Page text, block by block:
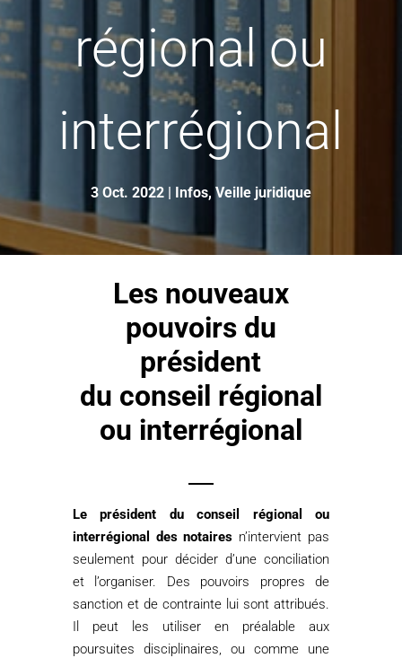
régional ou
interrégional
3 Oct. 2022| Infos, Veille juridique
Les nouveaux
pouvoirs du
président
du conseil régional
ou interrégional
Le président du conseil régional ou
interrégional des notaires n’intervient pas
seulement pour décider d’une conciliation
et l’organiser. Des pouvoirs propres de
sanction et de contrainte lui sont attribués.
Il peut les utiliser en préalable aux
poursuites disciplinaires, ou comme une